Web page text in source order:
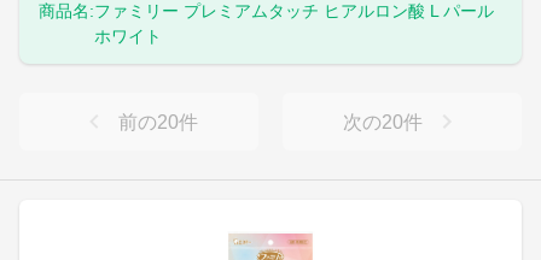
商品名:ファミリー プレミアムタッチ ヒアルロン酸 L パール
ホワイト
前の20件 次の20件